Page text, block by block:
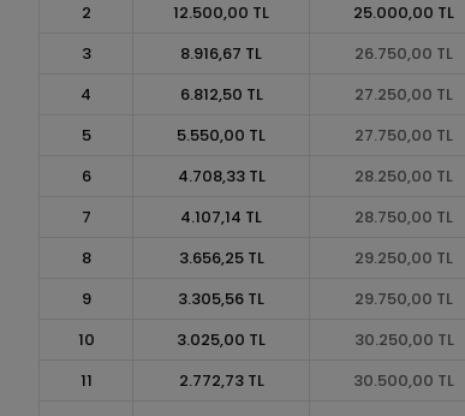
2
12.500,00 TL
25.000,00 TL
3
8.916,67 TL
26.750,00 TL
4
6.812,50 TL
27.250,00 TL
5
5.550,00 TL
27.750,00 TL
6
4.708,33 TL
28.250,00 TL
7
4.107,14 TL
28.750,00 TL
8
3.656,25 TL
29.250,00 TL
9
3.305,56 TL
29.750,00 TL
10
3.025,00 TL
30.250,00 TL
11
2.772,73 TL
30.500,00 TL